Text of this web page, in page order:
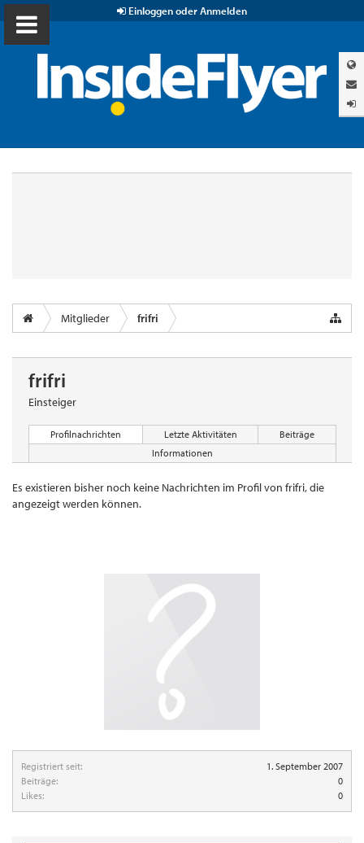
Einloggen oder Anmelden
Mitglieder frifri
Registriert seit:
1. September 2007
Beiträge:
0
Likes:
0
frifri
Einsteiger
Profilnachrichten Letzte Aktivitäten
Beiträge
Informationen
Es existieren bisher noch keine Nachrichten im Profil von frifri, die
angezeigt werden können.